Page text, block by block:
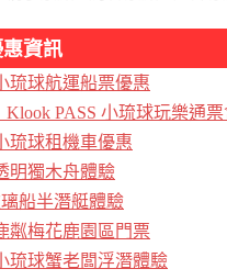
資訊
琉球航運船票優惠
Klook PASS 小琉球玩樂通
琉球租機車優惠
明獨木舟體驗
璃船半潛艇體驗
粼梅花鹿園區門票
琉球蟹老闆浮潛體驗